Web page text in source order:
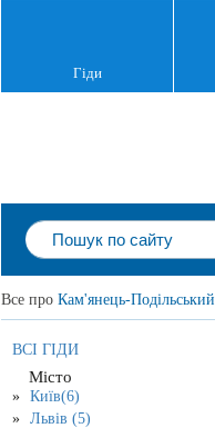
Гіди
Все про Кам'янець-Подільський
ВСІ ГІДИ
Місто
Київ(6)
Львів (5)